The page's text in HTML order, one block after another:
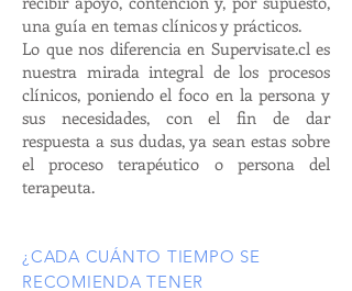
una guía en temas clínicos y prácticos.
Lo que nos diferencia en Supervisate.cl es
nuestra mirada integral de los procesos
clínicos, poniendo el foco en la persona y
sus necesidades, con el fin de dar
respuesta a sus dudas, ya sean estas sobre
el proceso terapéutico o persona del
terapeuta.
¿CADA CUÁNTO TIEMPO SE
RECOMIENDA TENER